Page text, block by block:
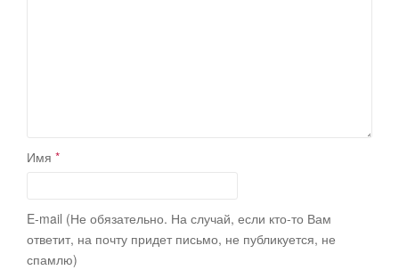
Имя *
E-mail (Не обязательно. На случай, если кто-то Вам
ответит, на почту придет письмо, не публикуется, не
спамлю)